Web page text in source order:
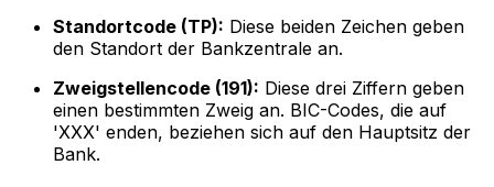
Standortcode (TP): Diese beiden Zeichen geben
den Standort der Bankzentrale an.
Zweigstellencode (191): Diese drei Ziffern geben
einen bestimmten Zweig an. BIC-Codes, die auf
'XXX' enden, beziehen sich auf den Hauptsitz der
Bank.